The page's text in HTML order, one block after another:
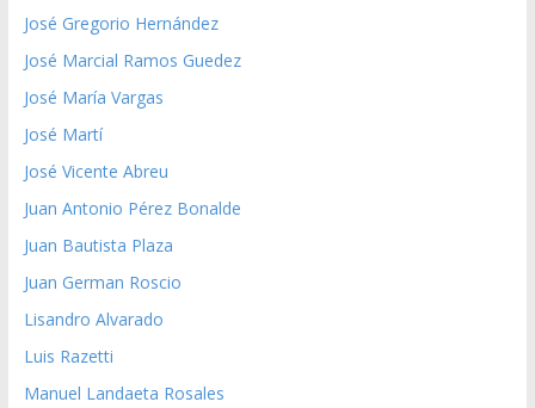
José Gregorio Hernández
José Marcial Ramos Guedez
José María Vargas
José Martí
José Vicente Abreu
Juan Antonio Pérez Bonalde
Juan Bautista Plaza
Juan German Roscio
Lisandro Alvarado
Luis Razetti
Manuel Landaeta Rosales